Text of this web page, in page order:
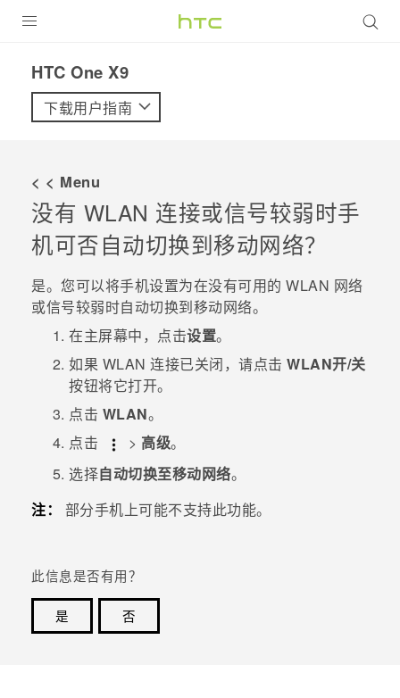
VIVE
支持帮助
在线客服
HTC One X9‎
下载用户指南
< < Menu
没有 WLAN 连接或信号较弱时手
机可否自动切换到移动网络？
是。您可以将手机设置为在没有可用的 WLAN 网络
或信号较弱时自动切换到移动网络。
在主屏幕中，点击设置。
如果 WLAN 连接已关闭，请点击 WLAN开/关
按钮将它打开。
点击 WLAN。
点击
> 高级。
选择自动切换至移动网络。
注：
部分手机上可能不支持此功能。
此信息是否有用？
是
否